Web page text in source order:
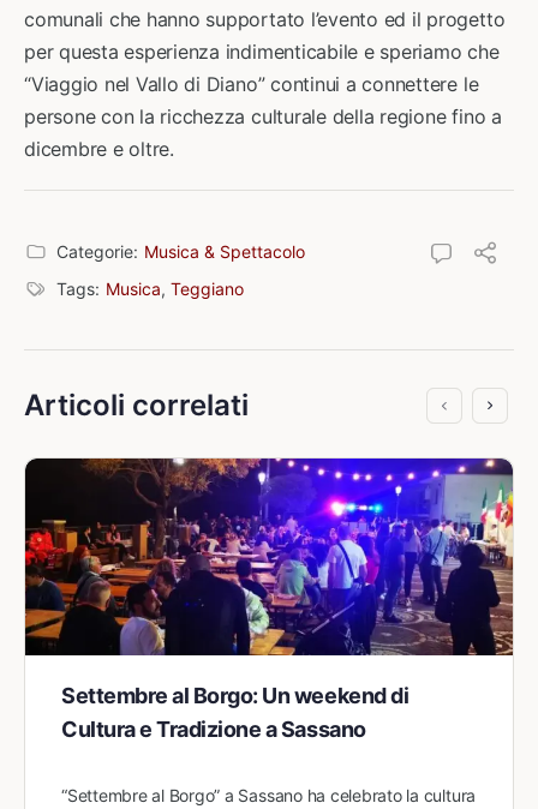
comunali che hanno supportato l’evento ed il progetto
per questa esperienza indimenticabile e speriamo che
“Viaggio nel Vallo di Diano” continui a connettere le
persone con la ricchezza culturale della regione fino a
dicembre e oltre.
Categorie: Musica & Spettacolo
Tags: Musica, Teggiano
Articoli correlati
Settembre al Borgo: Un weekend di
Cultura e Tradizione a Sassano
“Settembre al Borgo” a Sassano ha celebrato la cultura